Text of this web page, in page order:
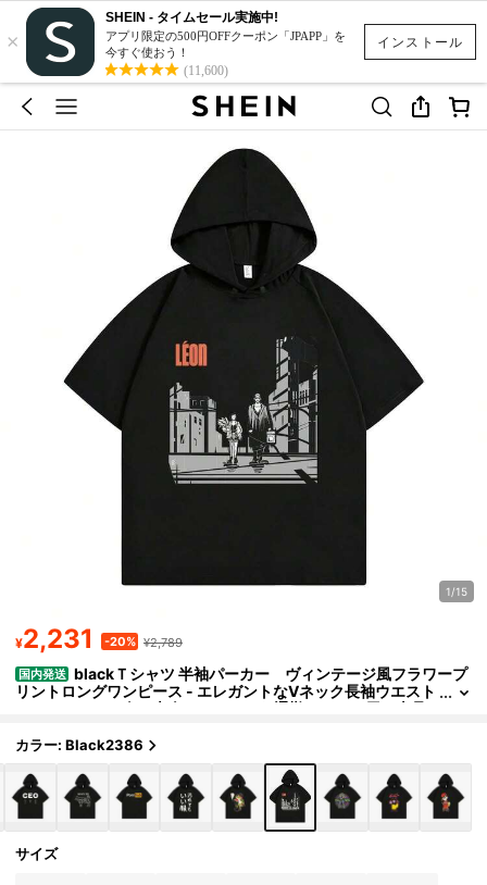
インストール
×
SHEIN - タイムセール実施中!
アプリ限定の500円OFFクーポン「JPAPP」を
今すぐ使おう！
(11,600)
1/15
¥2,231 -20% ¥2,789
国内発送 blackＴシャツ 半袖パーカー ヴィンテージ風フラワープ
リントロングワンピース - エレガントなVネック長袖ウエスト
マークドレス、春の大人フェミニンな通勤・デート用、上品
カラー: Black2386
サイズ